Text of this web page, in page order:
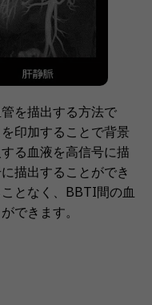
を描出する方法で
印加することで背景
る血液を高信号に描
描出することができ
となく、BBTI間の血
できます。